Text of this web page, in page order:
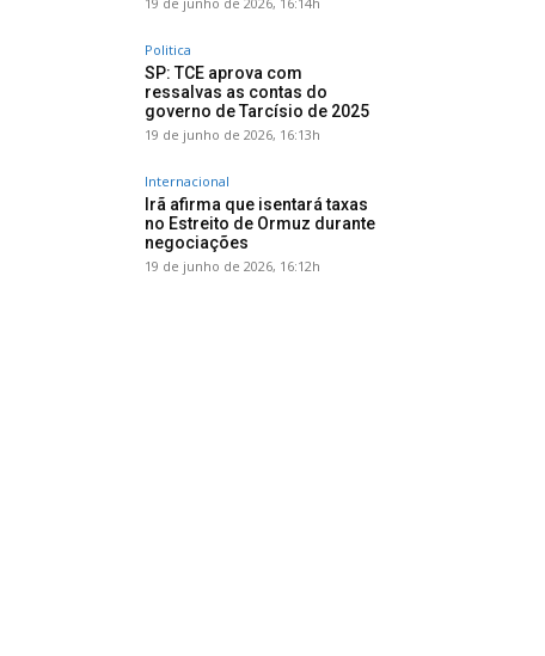
Politica
SP: TCE aprova com
ressalvas as contas do
governo de Tarcísio de 2025
19 de junho de 2026, 16:13h
Internacional
Irã afirma que isentará taxas
no Estreito de Ormuz durante
negociações
19 de junho de 2026, 16:12h